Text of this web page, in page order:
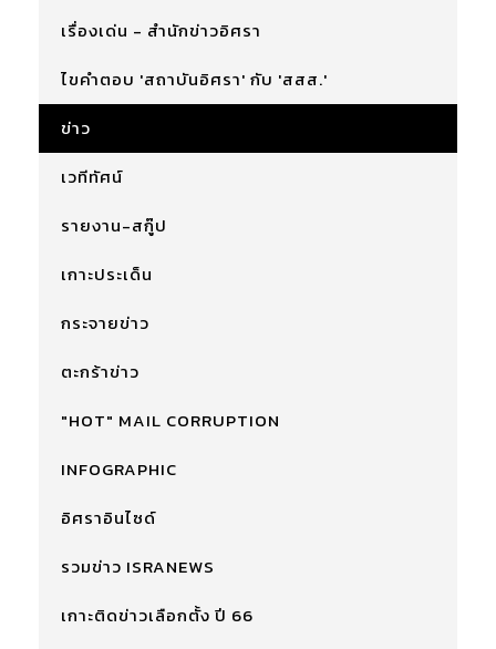
เรื่องเด่น - สำนักข่าวอิศรา
ไขคำตอบ 'สถาบันอิศรา' กับ 'สสส.'
ข่าว
เวทีทัศน์
รายงาน-สกู๊ป
เกาะประเด็น
กระจายข่าว
ตะกร้าข่าว
"HOT" MAIL CORRUPTION
INFOGRAPHIC
อิศราอินไซด์
รวมข่าว ISRANEWS
เกาะติดข่าวเลือกตั้ง ปี 66